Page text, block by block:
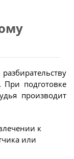
При подготовке
производит
к
или